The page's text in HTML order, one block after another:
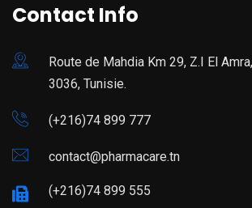
Contact Info
Route de Mahdia Km 29, Z.I El
3036, Tunisie.
(+216)74 899 777
contact@pharmacare.tn
(+216)74 899 555